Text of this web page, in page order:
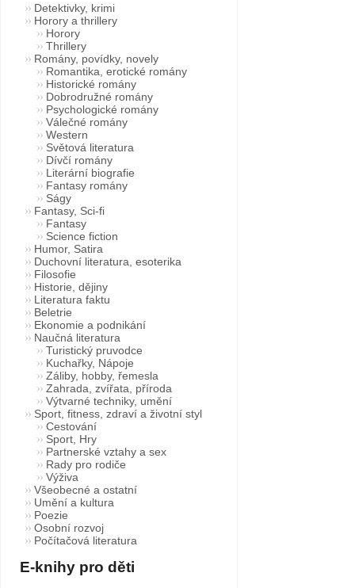
Detektivky, krimi
Horory a thrillery
Horory
Thrillery
Romány, povídky, novely
Romantika, erotické romány
Historické romány
Dobrodružné romány
Psychologické romány
Válečné romány
Western
Světová literatura
Dívčí romány
Literární biografie
Fantasy romány
Ságy
Fantasy, Sci-fi
Fantasy
Science fiction
Humor, Satira
Duchovní literatura, esoterika
Filosofie
Historie, dějiny
Literatura faktu
Beletrie
Ekonomie a podnikání
Naučná literatura
Turistický pruvodce
Kuchařky, Nápoje
Záliby, hobby, řemesla
Zahrada, zvířata, příroda
Výtvarné techniky, umění
Sport, fitness, zdraví a životní styl
Cestování
Sport, Hry
Partnerské vztahy a sex
Rady pro rodiče
Výživa
Všeobecné a ostatní
Umění a kultura
Poezie
Osobní rozvoj
Počítačová literatura
E-knihy pro děti